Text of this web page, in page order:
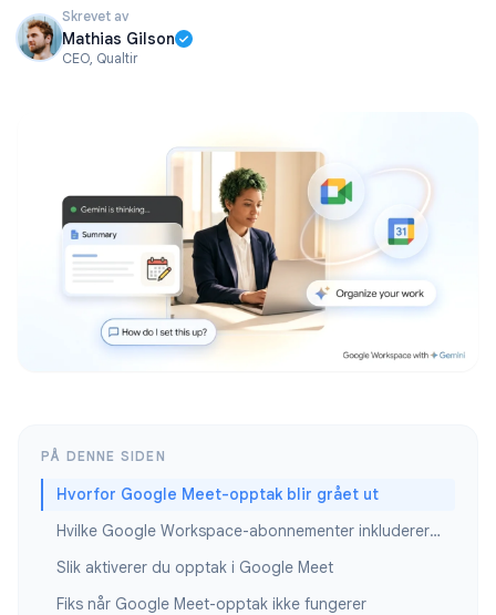
Skrevet av
Mathias Gilson
CEO, Qualtir
PÅ DENNE SIDEN
Hvorfor Google Meet-opptak blir grået ut
Hvilke Google Workspace-abonnementer inkluderer opptak?
Slik aktiverer du opptak i Google Meet
Fiks når Google Meet-opptak ikke fungerer